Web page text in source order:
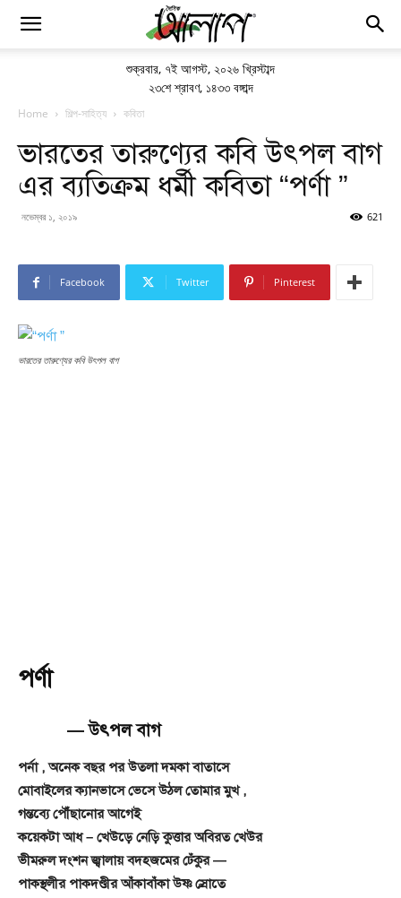
শুক্রবার, ৭ই আগস্ট, ২০২৬ খ্রিস্টাব্দ
২৩শে শ্রাবণ, ১৪৩৩ বঙ্গাব্দ
Home শিল্প-সাহিত্য কবিতা
ভারতের তারুণ্যের কবি উৎপল বাগ
এর ব্যতিক্রম ধর্মী কবিতা “পর্ণা ”
নভেম্বর ১, ২০১৯ 621
Facebook Twitter Pinterest
ভারতের তারুণ্যের কবি উৎপল বাগ
পর্ণা
— উৎপল বাগ
পর্না , অনেক বছর পর উতলা দমকা বাতাসে
মোবাইলের ক্যানভাসে ভেসে উঠল তোমার মুখ ,
গন্তব্যে পৌঁছানোর আগেই
কয়েকটা আধ – খেউড়ে নেড়ি কুত্তার অবিরত খেউর
ভীমরুল দংশন জ্বালায় বদহজমের ঢেঁকুর —
পাকস্থলীর পাকদণ্ডীর আঁকাবাঁকা উষ্ণ স্রোতে